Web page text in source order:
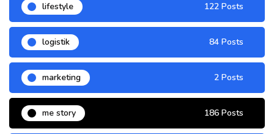
lifestyle 122 Posts
logistik 84 Posts
marketing 2 Posts
me story 186 Posts